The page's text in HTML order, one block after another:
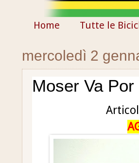
Home Tutte le
mercoledì 2
Moser Va